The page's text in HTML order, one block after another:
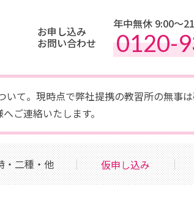
お申し込み
お問い合わせ
年中無休 9:00〜
0120-
て。現時点で弊社提携の教習所の無事
ご連絡いたします。
・二種・他 仮申し込み